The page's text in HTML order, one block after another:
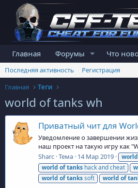
Главная Форумы Что
Последняя активность
Регистрация
Главная
Теги
world of tanks wh
Приватный чит для
Уведомление о завершении
наш проект на такую игру как
Sharc Тема 14 Мар 2019 world
world oftanks hack and cheat
world oftankssoft world of